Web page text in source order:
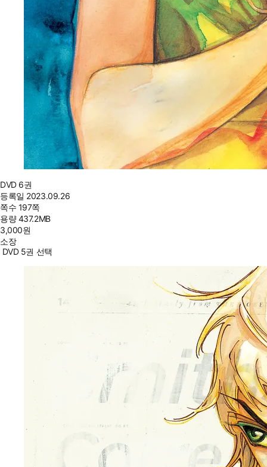
DVD 6권
등록일 2023.09.26
쪽수 197쪽
용량437.2MB
3,000원
소장
DVD 5권 선택